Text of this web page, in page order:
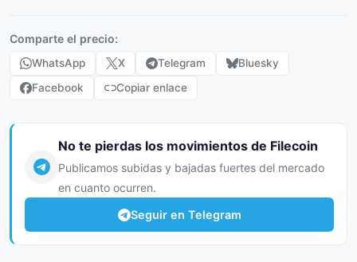
Comparte el precio:
WhatsApp X Telegram
Bluesky
Facebook
Copiar enlace
No te pierdas los movimientos de Filecoin
Publicamos subidas y bajadas fuertes del mercado
en cuanto ocurren.
Seguir en Telegram